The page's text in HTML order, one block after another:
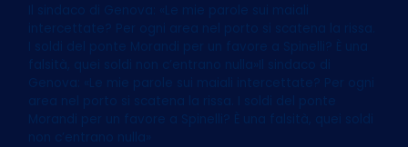
Il sindaco di Genova: «Le mie parole sui maiali
intercettate? Per ogni area nel porto si scatena la rissa.
I soldi del ponte Morandi per un favore a Spinelli? È una
falsità, quei soldi non c’entrano nulla»Il sindaco di
Genova: «Le mie parole sui maiali intercettate? Per ogni
area nel porto si scatena la rissa. I soldi del ponte
Morandi per un favore a Spinelli? È una falsità, quei soldi
non c’entrano nulla»